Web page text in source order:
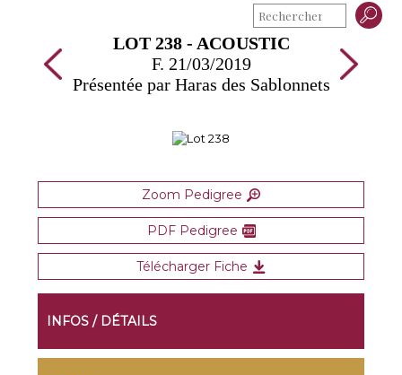
LOT 238 - ACOUSTIC
F. 21/03/2019
Présentée par Haras des Sablonnets
Zoom Pedigree
PDF Pedigree
Télécharger Fiche
INFOS / DÉTAILS